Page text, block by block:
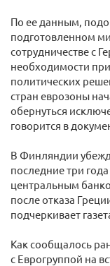
По ее данным,
подготовленном
сотрудничестве с
необходимости
политических
стран еврозоны
обернуться
говорится в
В Финляндии
последние три
центральным
после отказа
подчеркивает
Как сообщалось
с Еврогруппой на